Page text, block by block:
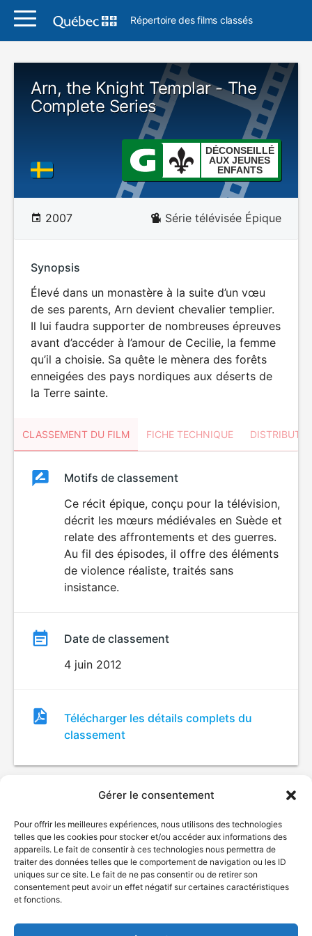
Gérer le consentement
Pour offrir les meilleures expériences, nous utilisons des technologies
telles que les cookies pour stocker et/ou accéder aux informations des
appareils. Le fait de consentir à ces technologies nous permettra de
traiter des données telles que le comportement de navigation ou les ID
uniques sur ce site. Le fait de ne pas consentir ou de retirer son
consentement peut avoir un effet négatif sur certaines caractéristiques
et fonctions.
Répertoire des films classés
Arn, the Knight Templar - The
Complete Series
DÉCONSEILLÉ
AUX JEUNES
ENFANTS
2007 Série télévisée Épique
Synopsis
Élevé dans un monastère à la suite d’un vœu
de ses parents, Arn devient chevalier templier.
Il lui faudra supporter de nombreuses épreuves
avant d’accéder à l’amour de Cecilie, la femme
qu’il a choisie. Sa quête le mènera des forêts
enneigées des pays nordiques aux déserts de
la Terre sainte.
CLASSEMENT DU FILM FICHE TECHNIQUE
ClassementClassement
DÉCONSEILLÉ
AUX JEUNES
ENFANTS
Motifs de classement
Ce récit épique, conçu pour la télévision,
décrit les mœurs médiévales en Suède et
relate des affrontements et des guerres.
Au fil des épisodes, il offre des éléments
de violence réaliste, traités sans
insistance.
Date de classement
4 juin 2012
Fichier
de
classement
Télécharger les détails complets du
classement
© Gouvernement du Québec, 2026
Plan du site